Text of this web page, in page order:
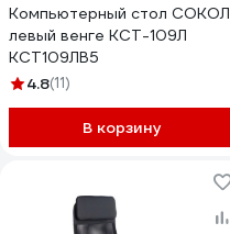
Компьютерный стол СОКОЛ
левый венге КСТ-109Л
КСТ109ЛВ5
4.8(11)
В корзину